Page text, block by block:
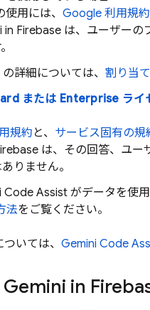
使用には、 Google 利用規約
in Firebase は、ユーザーの
の詳細については、 割り当
または Enterprise ライ
規約 と、 サービス固有の規
は、その回答、ユー
りません。
Code Assistがデータを使
法をご覧ください。
いては、 Gemini Code
Gemini in